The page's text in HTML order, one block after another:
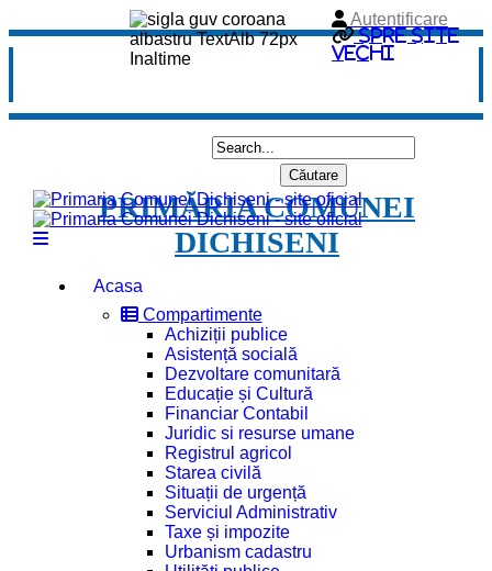
Spre site
vechi
Autentificare
PRIMĂRIA COMUNEI
DICHISENI
Acasa
Compartimente
Achiziții publice
Asistență socială
Dezvoltare comunitară
Educație și Cultură
Financiar Contabil
Juridic si resurse umane
Registrul agricol
Starea civilă
Situații de urgență
Serviciul Administrativ
Taxe și impozite
Urbanism cadastru